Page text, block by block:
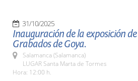
31/10/2025
Inauguración de la exposición de
Grabados de Goya.
Salamanca (Salamanca)
LUGAR Santa Marta de Tormes
Hora: 12:00 h.